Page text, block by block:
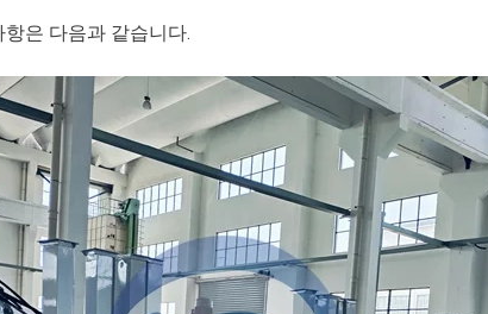
은 다음과 같습니다.